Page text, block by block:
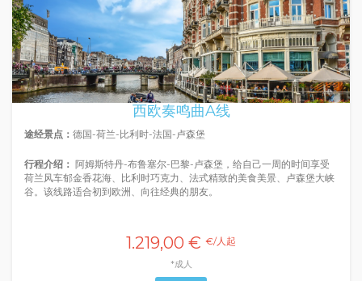
西欧奏鸣曲A线
途经景点： 德国-荷兰-比利时-法国-卢森堡
行程介绍： 阿姆斯特丹-布鲁塞尔-巴黎-卢森堡，给自己一周的时间享受
荷兰风车郁金香花海、比利时巧克力、法式精致的美食美景、卢森堡大峡
谷。该线路适合初到欧洲、向往经典的朋友。
1.219,00 € €/人起
*成人